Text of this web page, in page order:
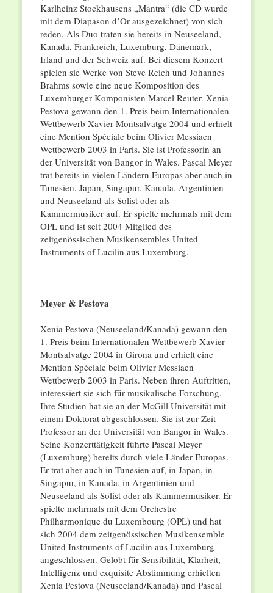
Karlheinz Stockhausens „Mantra“ (die CD wurde
mit dem Diapason d’Or ausgezeichnet) von sich
reden. Als Duo traten sie bereits in Neuseeland,
Kanada, Frankreich, Luxemburg, Dänemark,
Irland und der Schweiz auf. Bei diesem Konzert
spielen sie Werke von Steve Reich und Johannes
Brahms sowie eine neue Komposition des
Luxemburger Komponisten Marcel Reuter. Xenia
Pestova gewann den 1. Preis beim Internationalen
Wettbewerb Xavier Montsalvatge 2004 und erhielt
eine Mention Spéciale beim Olivier Messiaen
Wettbewerb 2003 in Paris. Sie ist Professorin an
der Universität von Bangor in Wales. Pascal Meyer
trat bereits in vielen Ländern Europas aber auch in
Tunesien, Japan, Singapur, Kanada, Argentinien
und Neuseeland als Solist oder als
Kammermusiker auf. Er spielte mehrmals mit dem
OPL und ist seit 2004 Mitglied des
zeitgenössischen Musikensembles United
Instruments of Lucilin aus Luxemburg.
Meyer & Pestova
Xenia Pestova (Neuseeland/Kanada) gewann den
1. Preis beim Internationalen Wettbewerb Xavier
Montsalvatge 2004 in Girona und erhielt eine
Mention Spéciale beim Olivier Messiaen
Wettbewerb 2003 in Paris. Neben ihren Auftritten,
interessiert sie sich für musikalische Forschung.
Ihre Studien hat sie an der McGill Universität mit
einem Doktorat abgeschlossen. Sie ist zur Zeit
Professor an der Universität von Bangor in Wales.
Seine Konzerttätigkeit führte Pascal Meyer
(Luxemburg) bereits durch viele Länder Europas.
Er trat aber auch in Tunesien auf, in Japan, in
Singapur, in Kanada, in Argentinien und
Neuseeland als Solist oder als Kammermusiker. Er
spielte mehrmals mit dem Orchestre
Philharmonique du Luxembourg (OPL) und hat
sich 2004 dem zeitgenössischen Musikensemble
United Instruments of Lucilin aus Luxemburg
angeschlossen. Gelobt für Sensibilität, Klarheit,
Intelligenz und exquisite Abstimmung erhielten
Xenia Pestova (Neuseeland/Kanada) und Pascal